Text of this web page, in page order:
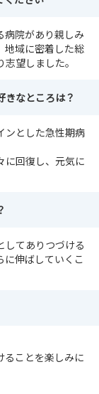
病院があり親しみ
地域に密着した総
望しました。
きなところは？
ンとした急性期病
に回復し、元気に
してありつづける
に伸ばしていくこ
ることを楽しみに